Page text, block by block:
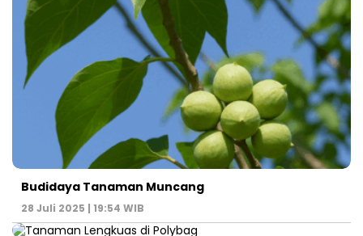
Budidaya Tanaman Muncang
28 Juli 2025 | 19:54 WIB